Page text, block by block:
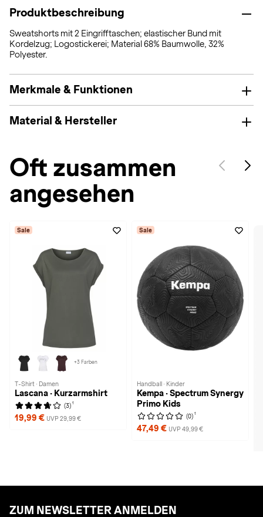
Produktbeschreibung
Sweatshorts mit 2 Eingrifftaschen; elastischer Bund mit
Kordelzug; Logostickerei; Material 68% Baumwolle, 32%
Polyester.
Merkmale & Funktionen
Material & Hersteller
Oft zusammen
angesehen
Sale
+3 Farben
T-Shirt · Damen
Lascana · Kurzarmshirt
(3) 1
19,99 € UVP 29,99 €
Sale
Handball · Kinder
Kempa · Spectrum Synergy
Primo Kids
(0) 1
47,49 € UVP 49,99 €
ZUM NEWSLETTER ANMELDEN